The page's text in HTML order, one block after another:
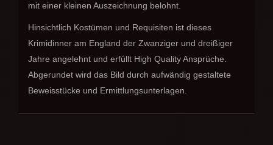
mit einer kleinen Auszeichnung belohnt.
Hinsichtlich Kostümen und Requisiten ist dieses
Krimidinner am England der Zwanziger und dreißiger
Jahre angelehnt und erfüllt High Quality Ansprüche.
Abgerundet wird das Bild durch aufwändig gestaltete
Beweisstücke und Ermittlungsunterlagen.